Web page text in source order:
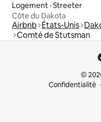
Logement · Streeter
Côte du Dakota
Airbnb États-Unis
Comté de Stutsman
©
Confidentialité